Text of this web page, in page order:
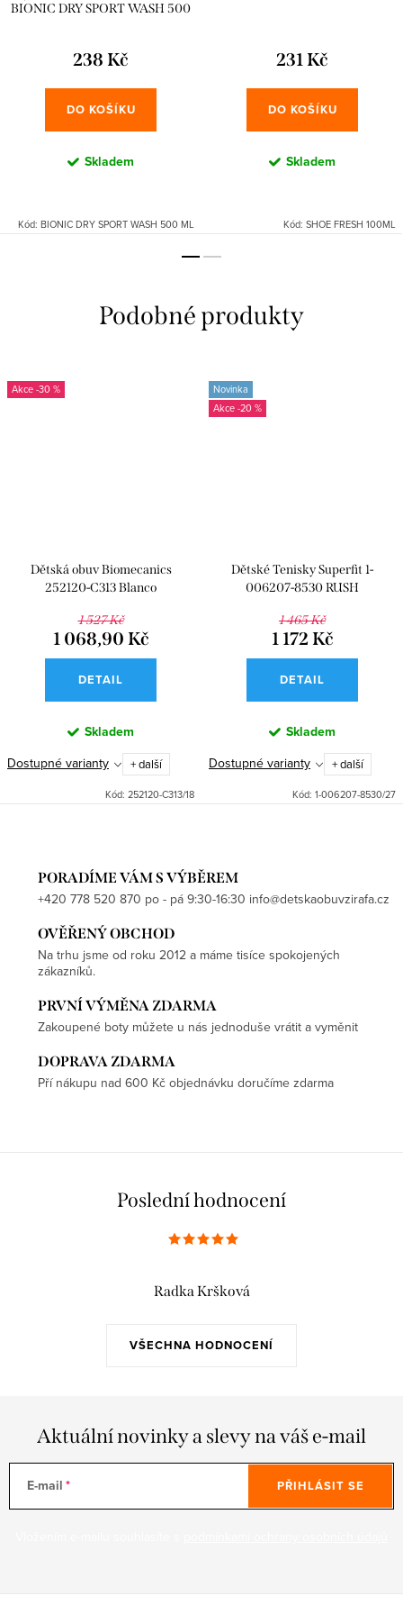
BIONIC DRY SPORT WASH 500
238 Kč
DO KOŠÍKU
Skladem
Kód: BIONIC DRY SPORT WASH 500 ML
231 Kč
DO KOŠÍKU
Skladem
Kód: SHOE FRESH 100ML
-30 %
Dětská obuv Biomecanics
252120-C313 Blanco
1 527 Kč
1 068,90 Kč
DETAIL
Skladem
Dostupné varianty + další
Kód: 252120-C313/18
Novinka
-20 %
Dětské Tenisky Superfit 1-
006207-8530 RUSH
1 465 Kč
1 172 Kč
DETAIL
Skladem
Dostupné varianty + další
Kód: 1-006207-8530/27
PORADÍME VÁM S VÝBĚREM
+420 778 520 870 po - pá 9:30-16:30 info@detskaobuvzirafa.cz
OVĚŘENÝ OBCHOD
Na trhu jsme od roku 2012 a máme tisíce spokojených
zákazníků.
PRVNÍ VÝMĚNA ZDARMA
Zakoupené boty můžete u nás jednoduše vrátit a vyměnit
DOPRAVA ZDARMA
Pří nákupu nad 600 Kč objednávku doručíme zdarma
Poslední hodnocení
VŠECHNA HODNOCENÍ
Radka Kršková
Aktuální novinky a slevy na váš e-mail
E-mail PŘIHLÁSIT SE